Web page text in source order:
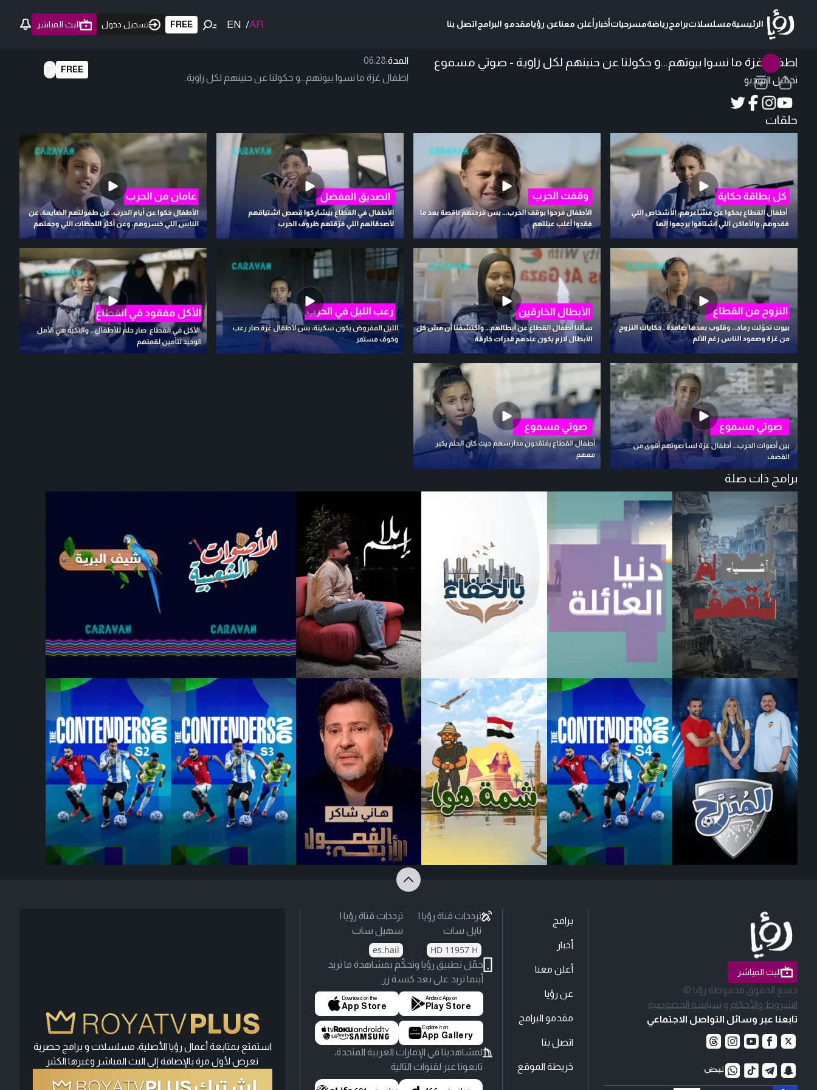
الرئيسيةمسلسلاتبرامجرياضةمسرحياتأخبارأعلن معناعن رؤيامقدمو البرامجاتصل بنا AR
/
EN
FREE تسجيل دخول البث المباشر
تحميل الفيديو
FREE
اطفال غزة ما نسوا بيوتهم...و حكولنا عن حنينهم لكل زاوية - صوتي مسموع المدة:06:28
اطفال غزة ما نسوا بيوتهم...و حكولنا عن حنينهم لكل زاوية.
حلقات
برامج ذات صلة
البث المباشر
جميع الحقوق محفوظة رؤيا ©
الشروط والأحكام و سياسة الخصوصية
تابعنا عبر وسائل التواصل الاجتماعي
برامج
أخبار
أعلن معنا
عن رؤيا
مقدمو البرامج
اتصل بنا
خريطة الموقع
ترددات قناة رؤيا |
نايل سات
HD 11957 H
ترددات قناة رؤيا |
سهيل سات
es.hail
حمّل تطبيق رؤيا وتحكّم بمشاهدة ما تريد
أينما تريد على بعد كبسة زر.
Android App on
Play Store
Download on the
App Store
Explore it on
App Gallery
لمشاهدينا في الإمارات العربية المتحدة،
تابعونا عبر لقنوات التالية.
استمتع بمتابعة أعمال رؤيا الأصلية، مسلسلات و برامج حصرية
تعرض لأول مرة بالإضافة إلى البث المباشر وغيرها الكثير